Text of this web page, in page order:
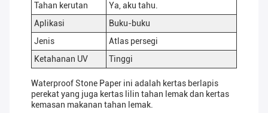
Tahan kerutan
Ya, aku tahu.
Aplikasi
Buku-buku
Jenis
Atlas persegi
Ketahanan UV
Tinggi
Waterproof Stone Paper ini adalah kertas berlapis
perekat yang juga kertas lilin tahan lemak dan kertas
kemasan makanan tahan lemak.